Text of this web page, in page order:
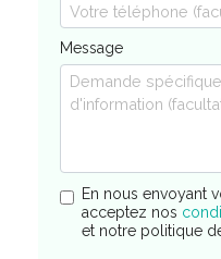
Message
En nous envoyant
acceptez nos
et notre politique